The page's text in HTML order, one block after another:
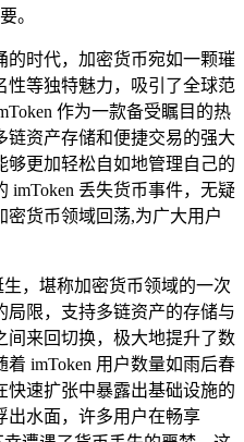
。
的时代，加密货币宛如一颗璀
性等独特魅力，吸引了全球范
作为一款备受瞩目的热
链资产存储和便捷交易的强大
更加轻松自如地管理自己的
imToken 丢失货币事件，无疑
货币领域回荡,为广大用户
，堪称加密货币领域的一次
限，支持多链资产的存储与
间来回切换，极大地提升了数
imToken 用户数量如雨后春
速扩张中暴露出基础设施的
出水面，许多用户在畅享